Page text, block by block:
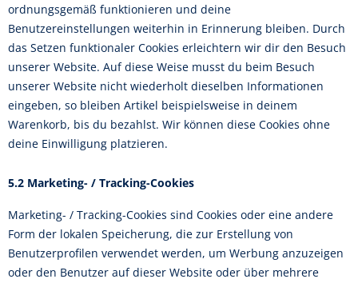
ordnungsgemäß funktionieren und deine
Benutzereinstellungen weiterhin in Erinnerung bleiben. Durch
das Setzen funktionaler Cookies erleichtern wir dir den Besuch
unserer Website. Auf diese Weise musst du beim Besuch
unserer Website nicht wiederholt dieselben Informationen
eingeben, so bleiben Artikel beispielsweise in deinem
Warenkorb, bis du bezahlst. Wir können diese Cookies ohne
deine Einwilligung platzieren.
5.2 Marketing- / Tracking-Cookies
Marketing- / Tracking-Cookies sind Cookies oder eine andere
Form der lokalen Speicherung, die zur Erstellung von
Benutzerprofilen verwendet werden, um Werbung anzuzeigen
oder den Benutzer auf dieser Website oder über mehrere